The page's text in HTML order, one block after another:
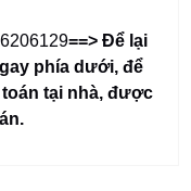
==> Để lại
phía dưới,để
tại nhà, được